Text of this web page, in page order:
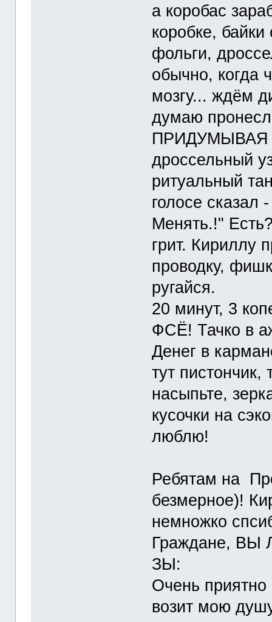
а коробас
коробке,
фольги,
обычно, когда
мозгу... ждём
думаю
ПРИДУМЫВАЯ
дроссельный
ритуальный
голосе сказал
Менять.!"
грит. Кириллу
проводку,
ругайся.
20 минут, 3
ФСЁ! Тачко в
Денег в
тут
насыпьте,
кусочки на
люблю!
Ребятам на
безмерное)!
немножко
Граждане,
ЗЫ:
Очень приятно
возит мою